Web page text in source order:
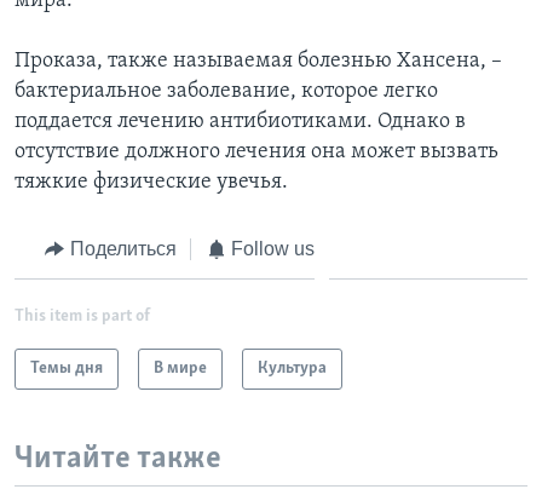
СОЦИАЛЬНЫЕ СЕТИ
Языки
Проказа, также называемая болезнью Хансена, –
бактериальное заболевание, которое легко
поддается лечению антибиотиками. Однако в
отсутствие должного лечения она может вызвать
тяжкие физические увечья.
Поделиться Follow us
This item is part of
Темы дня В мире Культура
Читайте также